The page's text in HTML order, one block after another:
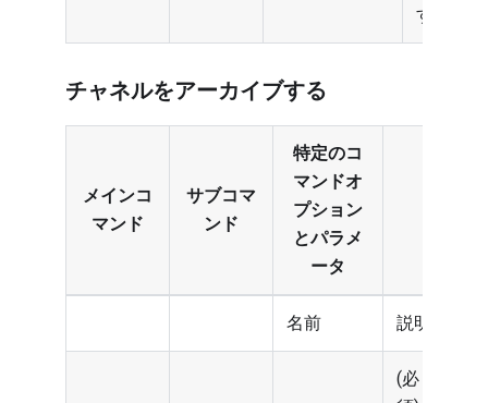
す。
チャネルをアーカイブする
メインコ
マンド
サブコマ
ンド
特定のコ
マンドオ
プション
とパラメ
ータ
名前 説明
(必